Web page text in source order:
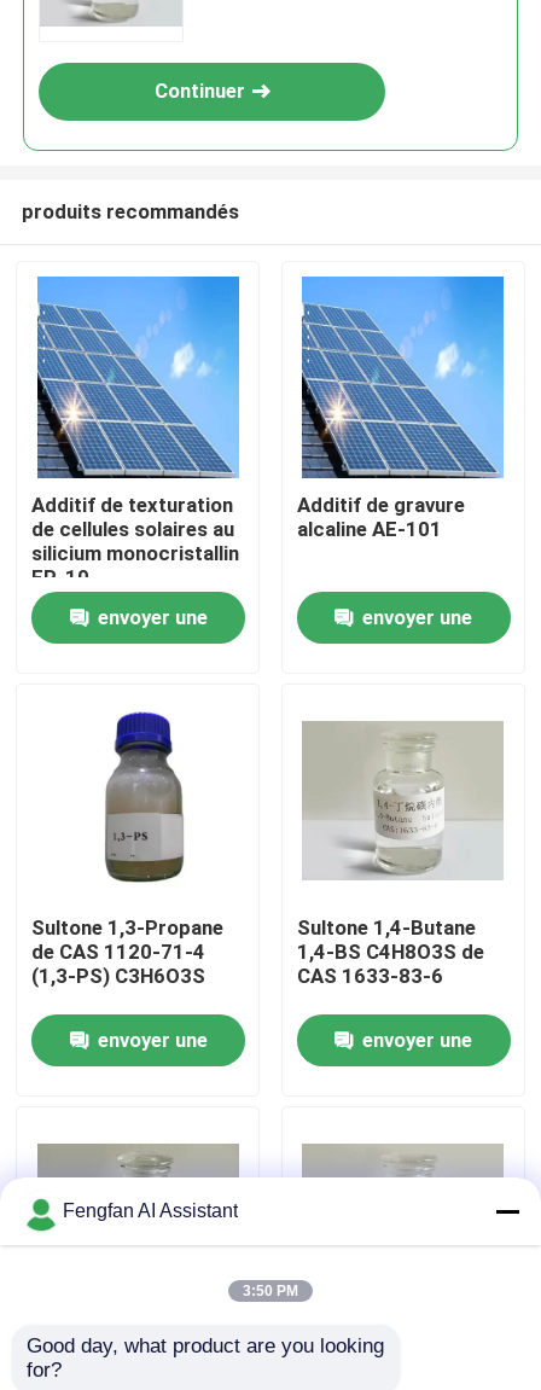
Produits
À propos de nous
Visite de l'usine
Contrôle de qualité
Nous contacter
Nouvelles
Produits chimiques de zingage
Continuer
produits recommandés
Additif de texturation
de cellules solaires au
silicium monocristallin
FP-10
envoyer une
Additif de gravure
alcaline AE-101
envoyer une
Sultone 1,3-Propane
de CAS 1120-71-4
(1,3-PS) C3H6O3S
envoyer une
Sultone 1,4-Butane
1,4-BS C4H8O3S de
CAS 1633-83-6
envoyer une
Sultone 1,3-Propane
de CAS 1120-71-4
Sultone 1,4-Butane
Fengfan AI Assistant
3:50 PM
Good day, what product are you looking
for?